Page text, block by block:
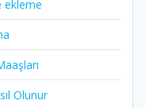
ekleme
Olunur